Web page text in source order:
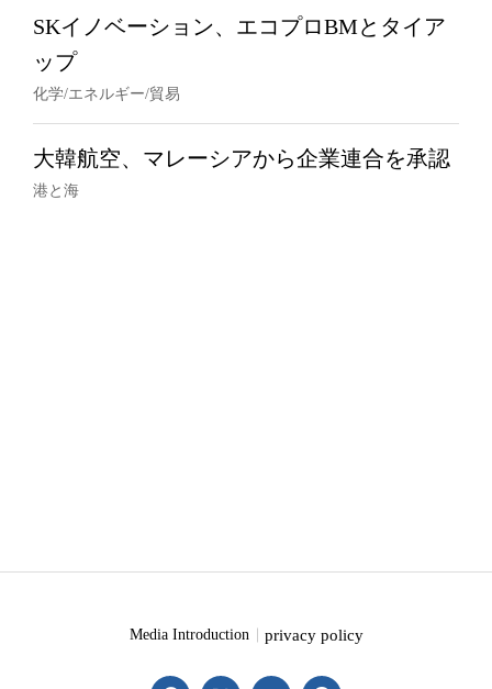
SKイノベーション、エコプロBMとタイア
ップ
化学/エネルギー/貿易
大韓航空、マレーシアから企業連合を承認
港と海
Media Introduction privacy policy